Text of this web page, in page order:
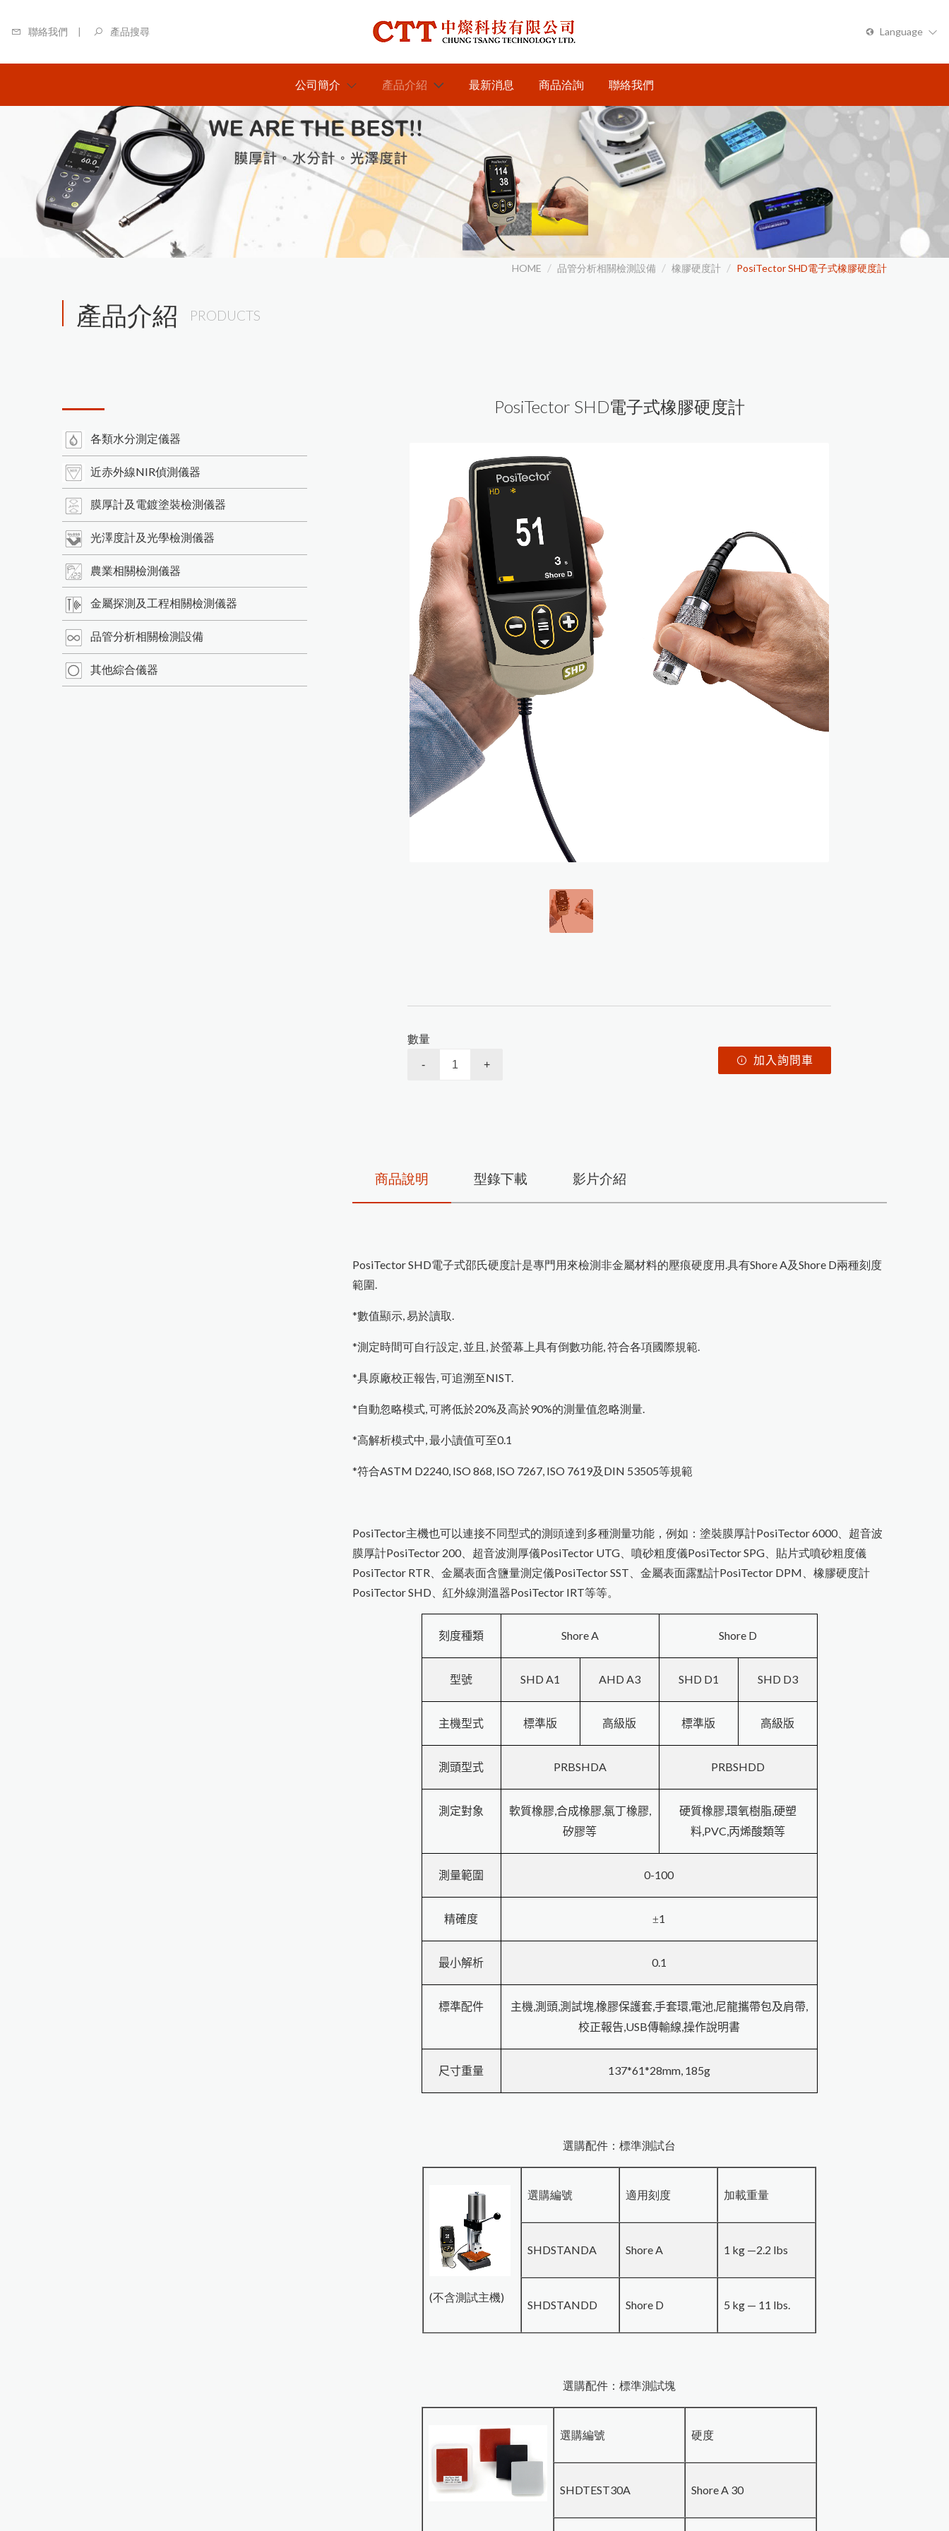
聯絡我們 產品搜尋
Language
公司簡介
關於我們
日本KETT膜厚計台灣區總代理
商-----中燦科技
日本KETT水分計台灣區總代理
商----中燦科技
英國RHOPOINT光澤度計台灣
區總代理----中燦科技
產品介紹
各類水分測定儀器
紅外線水分計
木材水分計
紙水分計
茶葉水分計
近赤外線NIR偵測儀器
近赤外線NIR水分測定儀
近赤外線NIR成分分析儀
膜厚計及電鍍塗裝檢測儀器
日本KETT 手持式膜厚計
美國PosiTector塗裝膜厚計
油漆塗料相關檢測儀器
光澤度計及光學檢測儀器
英國RHOPOINT 光澤度計
適期收割判定器OT-300
韋伯硬度計 & 巴可硬度計
洛氏硬度試驗機
橡膠硬度計
精密切割機
金相研磨抛光機
試片壓鑄機
拉壓力計
耐磨耗試驗機
破裂強度試驗機
溫濕度計 / 露點計
PH 酸鹼度計
電導度計
水質檢測儀器
氣體偵測器
輻射偵測器
高斯計(電磁波測試器)
風速計
噪音計
恆溫水槽
最新消息 商品洽詢 聯絡我們
HOME 品管分析相關檢測設備 橡膠硬度計 PosiTector SHD電子式橡膠硬度計
產品介紹 PRODUCTS
各類水分測定儀器
近赤外線NIR偵測儀器
膜厚計及電鍍塗裝檢測儀器
光澤度計及光學檢測儀器
農業相關檢測儀器
金屬探測及工程相關檢測儀器
品管分析相關檢測設備
其他綜合儀器
PosiTector SHD電子式橡膠硬度計
數量
- + 加入詢問車
商品說明
PosiTector SHD電子式邵氏硬度計是專門用來檢測非金屬材料的壓痕硬度用.具有Shore A及Shore D兩種刻度
範圍.
*數值顯示, 易於讀取.
*測定時間可自行設定, 並且, 於螢幕上具有倒數功能, 符合各項國際規範.
*具原廠校正報告, 可追溯至NIST.
*自動忽略模式, 可將低於20%及高於90%的測量值忽略測量.
*高解析模式中, 最小讀值可至0.1
*符合ASTM D2240, ISO 868, ISO 7267, ISO 7619及DIN 53505等規範
PosiTector主機也可以連接不同型式的測頭達到多種測量功能，例如： 塗裝膜厚計PosiTector 6000、 超音波
膜厚計PosiTector 200、 超音波測厚儀PosiTector UTG、 噴砂粗度儀PosiTector SPG、 貼片式噴砂粗度儀
PosiTector RTR、 金屬表面含鹽量測定儀PosiTector SST 金屬表面露點計PosiTector DPM
橡膠硬度計
PosiTector SHD、 紅外線測溫器PosiTector IRT等等。
刻度種類 Shore A Shore D
型號 SHD A1 AHD A3 SHD D1 SHD D3
主機型式 標準版 高級版 標準版 高級版
測頭型式 PRBSHDA PRBSHDD
測定對象 軟質橡膠,合成橡膠,氯丁橡膠,
矽膠等
硬質橡膠,環氧樹脂,硬塑
料,PVC,丙烯酸類等
測量範圍 0-100
精確度 ±1
最小解析 0.1
標準配件 主機,測頭,測試塊,橡膠保護套,手套環,電池,尼龍攜帶包及肩帶,
校正報告,USB傳輸線,操作說明書
尺寸重量 137*61*28mm, 185g
選購配件：標準測試台
(不含測試主機)
選購編號 適用刻度 加載重量
SHDSTANDA Shore A 1 kg —2.2 lbs
SHDSTANDD Shore D 5 kg — 11 lbs.
選購配件：標準測試塊
選購編號 硬度
SHDTEST30A Shore A 30
型錄下載 影片介紹